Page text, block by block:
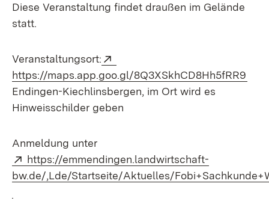
Diese Veranstaltung findet draußen im Gelände
statt.
Veranstaltungsort:
https://maps.app.goo.gl/8Q3XSkhCD8Hh5fRR9
Endingen-Kiechlinsbergen, im Ort wird es
Hinweisschilder geben
Anmeldung unter
Extern:
https://emmendingen.landwirtschaft-
bw.de/,Lde/Startseite/Aktuelles/